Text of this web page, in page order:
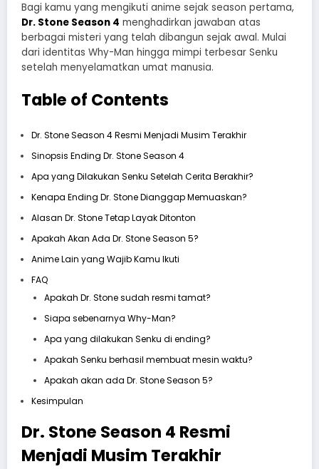
Bagi kamu yang mengikuti anime sejak season pertama,
Dr. Stone Season 4 menghadirkan jawaban atas
berbagai misteri yang telah dibangun sejak awal. Mulai
dari identitas Why-Man hingga mimpi terbesar Senku
setelah menyelamatkan umat manusia.
Table of Contents
Dr. Stone Season 4 Resmi Menjadi Musim Terakhir
Sinopsis Ending Dr. Stone Season 4
Apa yang Dilakukan Senku Setelah Cerita Berakhir?
Kenapa Ending Dr. Stone Dianggap Memuaskan?
Alasan Dr. Stone Tetap Layak Ditonton
Apakah Akan Ada Dr. Stone Season 5?
Anime Lain yang Wajib Kamu Ikuti
FAQ
Apakah Dr. Stone sudah resmi tamat?
Siapa sebenarnya Why-Man?
Apa yang dilakukan Senku di ending?
Apakah Senku berhasil membuat mesin waktu?
Apakah akan ada Dr. Stone Season 5?
Kesimpulan
Dr. Stone Season 4 Resmi
Menjadi Musim Terakhir